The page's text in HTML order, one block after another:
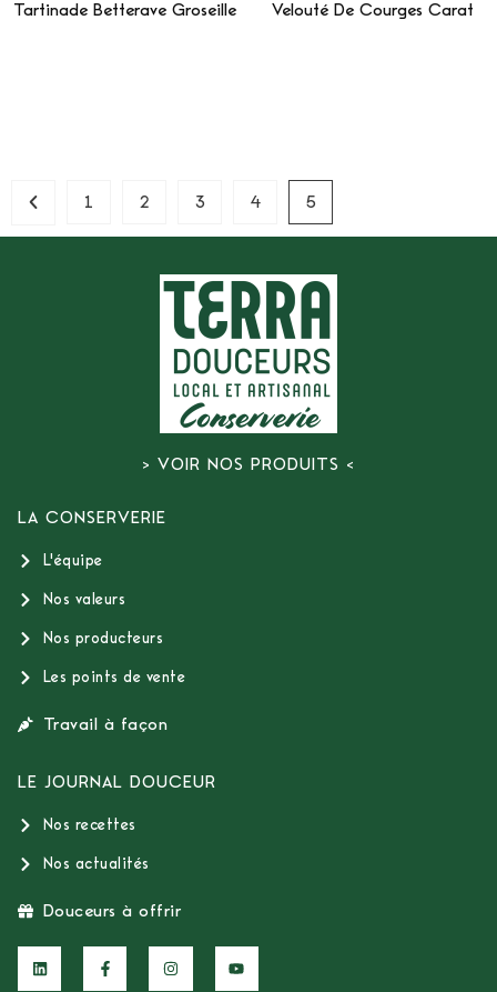
Tartinade Betterave Groseille Velouté De Courges Carat
1 2 3 4 5
> VOIR NOS PRODUITS <
LA CONSERVERIE
L'équipe
Nos valeurs
Nos producteurs
Les points de vente
Travail à façon
LE JOURNAL DOUCEUR
Nos recettes
Nos actualités
Douceurs à offrir